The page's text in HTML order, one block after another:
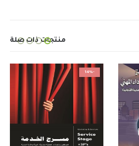
منتجات ذات صلة
-14%